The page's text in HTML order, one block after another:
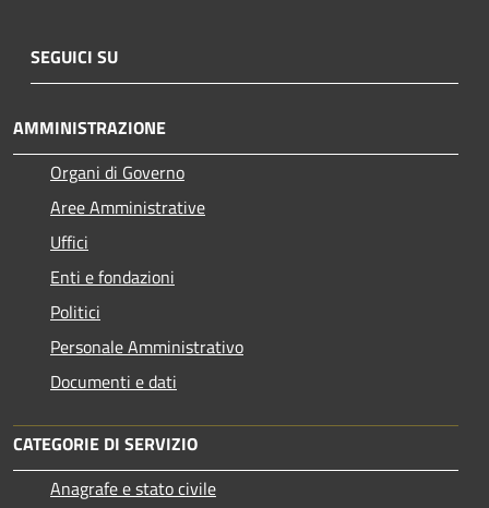
SEGUICI SU
AMMINISTRAZIONE
Organi di Governo
Aree Amministrative
Uffici
Enti e fondazioni
Politici
Personale Amministrativo
Documenti e dati
CATEGORIE DI SERVIZIO
Anagrafe e stato civile